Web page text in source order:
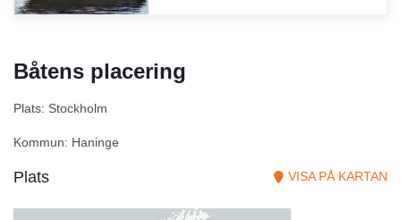
Båtens placering
Plats: Stockholm
Kommun: Haninge
Plats VISA PÅ KARTAN